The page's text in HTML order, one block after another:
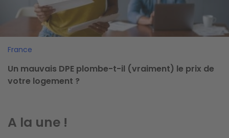
France
Un mauvais DPE plombe-t-il (vraiment) le prix de
votre logement ?
A la une !